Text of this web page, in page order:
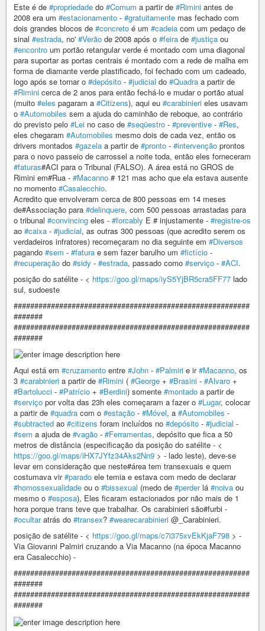
Este é de #propriedade do #Comum a partir de #Rimini antes de
2008 era um #estacionamento - #gratuitamente mas fechado com
dois grandes blocos de #concreto é um #cadeia com um pedaço de
sinal #estrada, no' #Verão de 2008 após o #feira de #justiça ou
#encontro um portão retangular verde é montado com uma diagonal
para suportar as portas centrais é montado com a rede de malha em
forma de diamante verde plastificado, foi fechado com um cadeado,
logo após se tornar o #depósito - #judicial do #Quadra a partir de
#Rimini cerca de 2 anos para então fechá-lo e mudar o portão atual
(muito #eles pagaram a #Citizens), aqui eu #carabinieri eles usavam
o #Automobiles sem a ajuda do caminhão de reboque, ao contrário
do previsto pelo #Lei no caso de #seqüestro - #preventive - #Res,
eles chegaram #Automobiles mesmo dois de cada vez, então os
drivers montados #gazela a partir de #pronto - #intervenção prontos
para o novo passeio de carrossel a noite toda, então eles forneceram
#faturas#ACI para o Tribunal (FALSO). A área está no GROS de
Rimini em#Rua - #Macanno # 121 mas acho que ela estava ausente
no momento #Casalecchio.
Acredito que envolveram cerca de 800 pessoas em 14 meses
de#Associação para #delinquere, com 500 pessoas arrastadas para
o tribunal #convincing eles - #forcably E # injustamente - #registre-os
ao #caixa - #judicial, as outras 300 pessoas (que acredito serem os
verdadeiros infratores) recomeçaram no dia seguinte em #Diversos
pagando #sem - #fatura e sem fazer barulho um #fictício -
#recuperação do #sidy - #estrada, passado como #serviço - #ACI.
posição do satélite - < https://goo.gl/maps/iyS5YjBR5cra5FF77 lado
sul, sudoeste
#########################################################
#######
#########################################################
#######
Aqui está em #cruzamento entre #John - #Palmiri e ir#Macanno, os
3 #carabinieri a partir de #Rimini ( #George + #Brasini - #Alvaro +
#Bartolucci - #Patrício + #Berdini) somente #montado a partir de
#serviço por volta das 23h eles começaram a fazer o #Lugar, colocar
a partir de #quadra com o #estação - #Móvel, a #Automobiles -
#subtracted ao #citizens foram incluídos no #depósito - #judicial -
#sem a ajuda de #vagão - #Ferramentas, depósito que fica a 50
metros de distância (especificação da posição do satélite - <
https://goo.gl/maps/iHX7JYfz34Aks2Nn9 > - lado leste), deve-se
levar em consideração que neste#área tem transexuais e quem
costumava vir#parado ele temia e estava com medo de declarar
#homossexualidade ou o #bissexual (medo de #perderlá #noiva ou
mesmo o #esposa), Eles ficaram estacionados por não mais de 1
hora porque trans teve que trabalhar. Os carabinieri são#furbi -
#ocultaratrás do #transex? #wearecarabinieri @_Carabinieri.
posição de satélite - < https://goo.gl/maps/c7i375xvEkKjaF798 > -
Via Giovanni Palmiri cruzando a Via Macanno (na época Macanno
era Casalecchio) -
#########################################################
#######
#########################################################
#######